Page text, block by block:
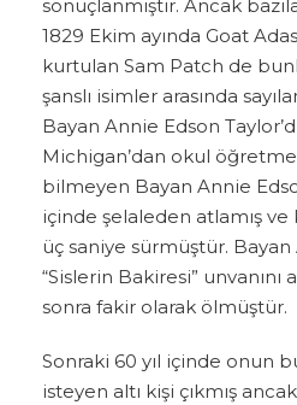
sonuçlanmıştır. Ancak
1829 Ekim ayında Goat
kurtulan Sam Patch de
şanslı isimler arasında
Bayan Annie Edson
Michigan’dan okul
bilmeyen Bayan Annie
içinde şelaleden atlamış
üç saniye sürmüştür.
“Sislerin Bakiresi” unvanını
sonra fakir olarak ölmüştür.
Sonraki 60 yıl içinde onun
isteyen altı kişi çıkmış